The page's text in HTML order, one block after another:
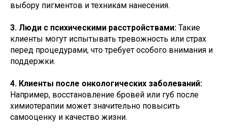
выбору пигментов и техникам нанесения.
3. Люди с психическими расстройствами: Такие
клиенты могут испытывать тревожность или страх
перед процедурами, что требует особого внимания и
поддержки.
4. Клиенты после онкологических заболеваний:
Например, восстановление бровей или губ после
химиотерапии может значительно повысить
самооценку и качество жизни.